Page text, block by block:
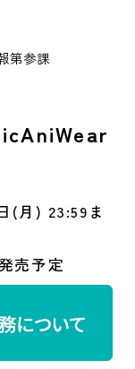
第参課
(月) 23:59ま
売予定